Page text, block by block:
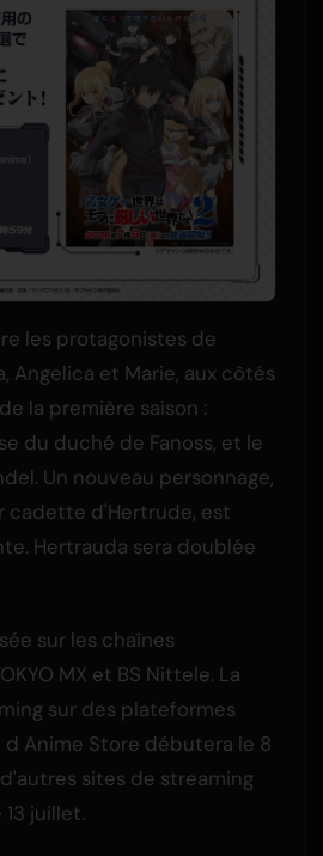
les protagonistes de
Angelica et Marie, aux côtés
la première saison :
du duché de Fanoss, et le
Un nouveau personnage,
cadette d'Hertrude, est
Hertrauda sera doublée
sur les chaînes
MX et BS Nittele. La
sur des plateformes
d Anime Store débutera le 8
sites de streaming
juillet.